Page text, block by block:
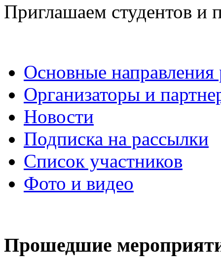
Приглашаем студентов и
Основные направления
Организаторы и
Новости
Подписка на рассылки
Список участников
Фото и видео
Прошедшие